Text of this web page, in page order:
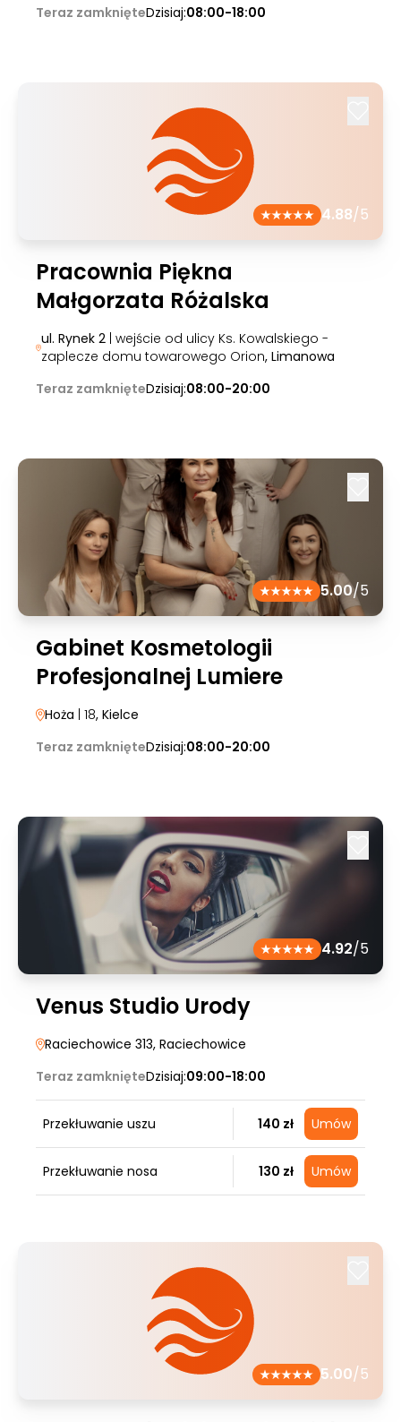
Teraz zamknięteDzisiaj:08:00-18:00
4.88/5
Pracownia Piękna
Małgorzata Różalska
ul. Rynek 2| wejście od ulicy Ks. Kowalskiego -
zaplecze domu towarowego Orion, Limanowa
Teraz zamknięteDzisiaj:08:00-20:00
5.00/5
Gabinet Kosmetologii
Profesjonalnej Lumiere
Hoża | 18, Kielce
Teraz zamknięteDzisiaj:08:00-20:00
4.92/5
Venus Studio Urody
Raciechowice 313, Raciechowice
Teraz zamknięteDzisiaj:09:00-18:00
Przekłuwanie uszu 140 zł Umów
Przekłuwanie nosa 130 zł Umów
5.00/5